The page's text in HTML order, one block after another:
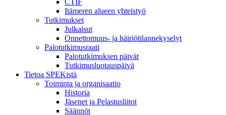
CTIF
Itämeren alueen yhteistyö
Tutkimukset
Julkaisut
Onnettomuus- ja häiriötilannekyselyt
Palotutkimusraati
Palotutkimuksen päivät
Tutkimusluotauspäivä
Tietoa SPEKistä
Toiminta ja organisaatio
Historia
Jäsenet ja Pelastusliitot
Säännöt